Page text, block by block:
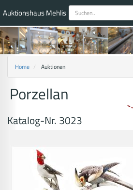
Auktionshaus Mehlis
Home Auktionen
Porzellan
Katalog-Nr. 3023